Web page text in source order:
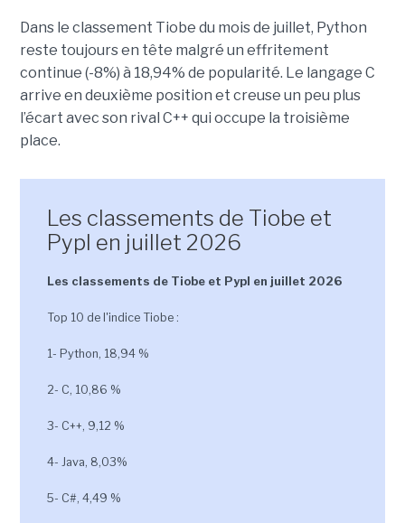
Dans le classement Tiobe du mois de juillet, Python
reste toujours en tête malgré un effritement
continue (-8%) à 18,94% de popularité. Le langage C
arrive en deuxième position et creuse un peu plus
l’écart avec son rival C++ qui occupe la troisième
place.
Les classements de Tiobe et
Pypl en juillet 2026
Les classements de Tiobe et Pypl en juillet 2026
Top 10 de l'indice Tiobe :
1- Python, 18,94 %
2- C, 10,86 %
3- C++, 9,12 %
4- Java, 8,03%
5- C#, 4,49 %